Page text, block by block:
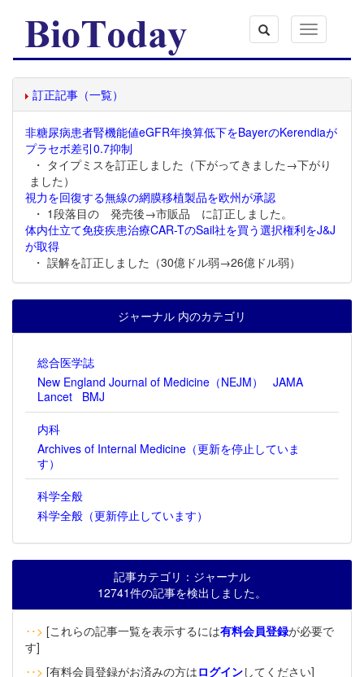
Toggle
navigation
訂正記事（一覧）
非糖尿病患者腎機能値eGFR年換算低下をBayerのKerendiaが
プラセボ差引0.7抑制
・ タイプミスを訂正しました（下がってきました→下がり
ました）
視力を回復する無線の網膜移植製品を欧州が承認
・ 1段落目の 発売後→市販品 に訂正しました。
体内仕立て免疫疾患治療CAR-TのSail社を買う選択権利をJ&J
が取得
・ 誤解を訂正しました（30億ドル弱→26億ドル弱）
ジャーナル 内のカテゴリ
総合医学誌
New England Journal of Medicine（NEJM）
JAMA
Lancet
BMJ
内科
Archives of Internal Medicine（更新を停止していま
す）
科学全般
科学全般（更新停止しています）
記事カテゴリ：ジャーナル
12741件の記事を検出しました。
‥> [これらの記事一覧を表示するには有料会員登録が必要で
す]
‥> [有料会員登録がお済みの方はログインしてください]